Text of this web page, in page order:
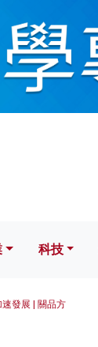
科技
科技
發展 | 關品方